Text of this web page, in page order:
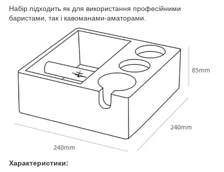
Набір підходить як для використання професійними
баристами, так і кавоманами-аматорами.
Характеристики: